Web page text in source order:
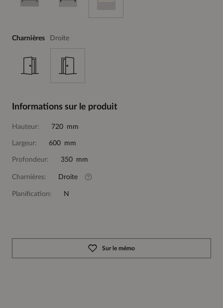
Charnières Droite
Informations sur le produit
Hauteur: 720 mm
Largeur: 600 mm
Profondeur: 350 mm
Charnières: Droite
Planification: N
Sur le mémo